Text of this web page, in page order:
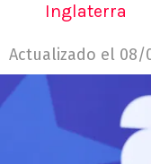
Inglaterra
Actualizado el 08/